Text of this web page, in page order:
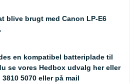
blive brugt med Canon LP-E6
en kompatibel batteriplade til
se vores Hedbox udvalg hereller
5070 eller på mail